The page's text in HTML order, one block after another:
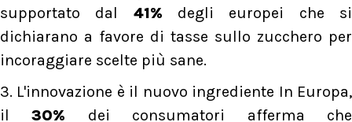
supportato dal 41% degli europei che si
dichiarano a favore di tasse sullo zucchero per
incoraggiare scelte più sane.
3. L'innovazione è il nuovo ingrediente In Europa,
il30% dei consumatori afferma che